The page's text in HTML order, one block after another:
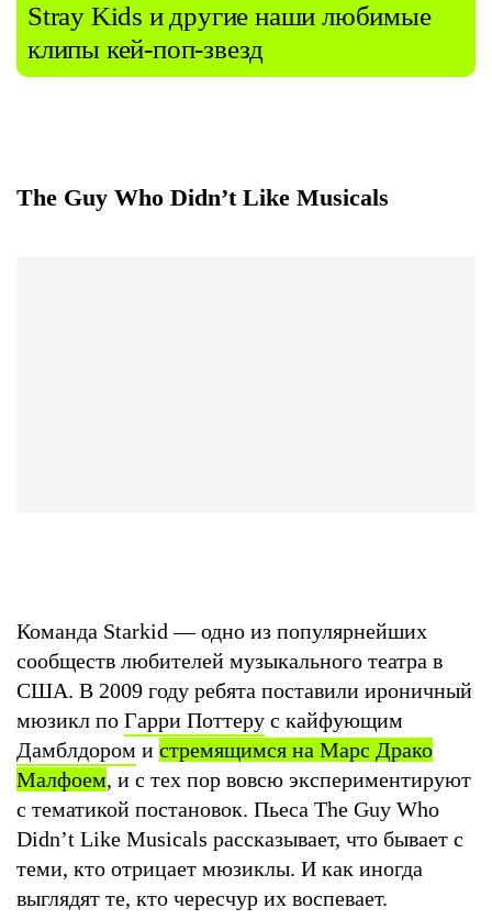
Stray Kids и другие наши любимые
клипы кей-поп-звезд
The Guy Who Didn’t Like Musicals
Команда Starkid — одно из популярнейших
сообществ любителей музыкального театра в
США. В 2009 году ребята поставили ироничный
мюзикл по Гарри Поттеру с кайфующим
Дамблдором и стремящимся на Марс Драко
Малфоем, и с тех пор вовсю экспериментируют
с тематикой постановок. Пьеса The Guy Who
Didn’t Like Musicals рассказывает, что бывает с
теми, кто отрицает мюзиклы. И как иногда
выглядят те, кто чересчур их воспевает.